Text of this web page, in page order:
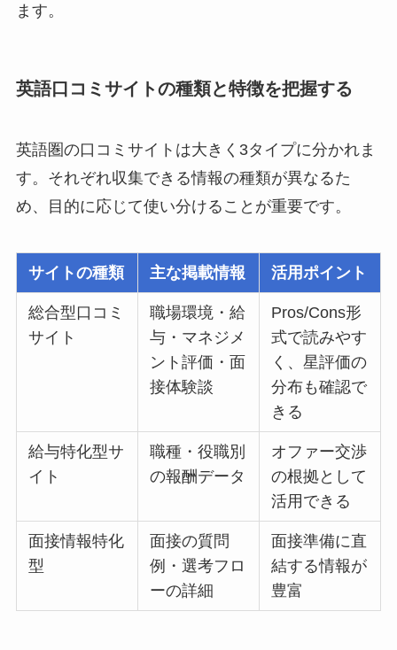
ます。
英語口コミサイトの種類と特徴を把握する
英語圏の口コミサイトは大きく3タイプに分かれま
す。それぞれ収集できる情報の種類が異なるた
め、目的に応じて使い分けることが重要です。
サイトの種類 主な掲載情報 活用ポイント
総合型口コミ
サイト
職場環境・給
与・マネジメ
ント評価・面
接体験談
Pros/Cons形
式で読みやす
く、星評価の
分布も確認で
きる
給与特化型サ
イト
職種・役職別
の報酬データ
オファー交渉
の根拠として
活用できる
面接情報特化
型
面接の質問
例・選考フロ
ーの詳細
面接準備に直
結する情報が
豊富